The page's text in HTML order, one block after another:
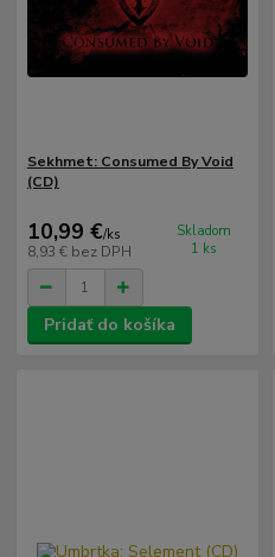
Sekhmet: Consumed By Void
(CD)
10,99 €/ks
8,93 € bez DPH
Skladom
1 ks
Pridať do košíka